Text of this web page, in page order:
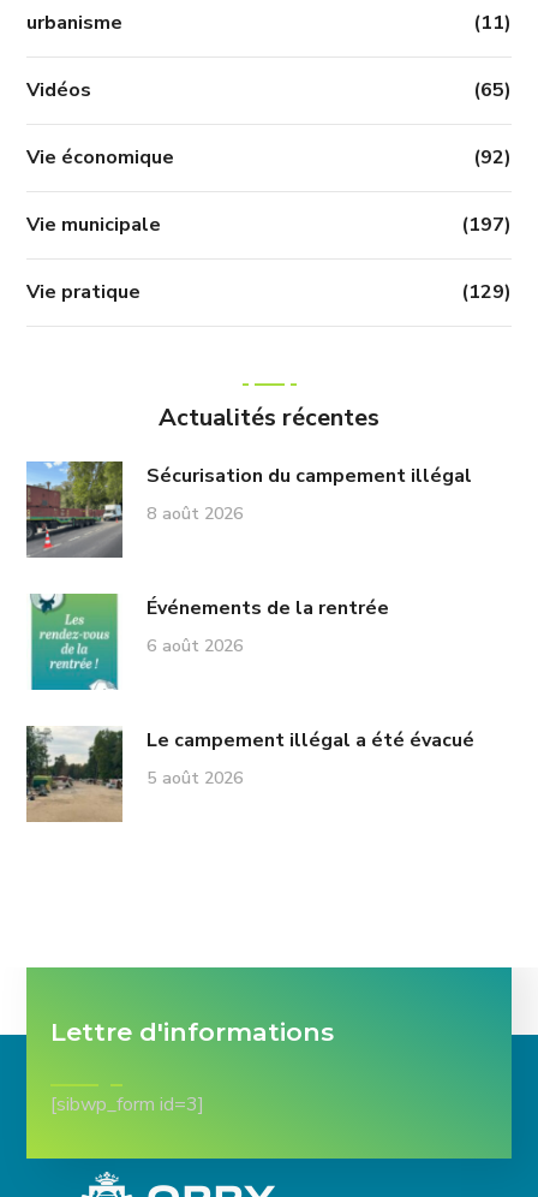
urbanisme (11)
Vidéos (65)
Vie économique (92)
Vie municipale (197)
Vie pratique (129)
Actualités récentes
Sécurisation du campement illégal
8 août 2026
Événements de la rentrée
6 août 2026
Le campement illégal a été évacué
5 août 2026
Lettre d'informations
[sibwp_form id=3]